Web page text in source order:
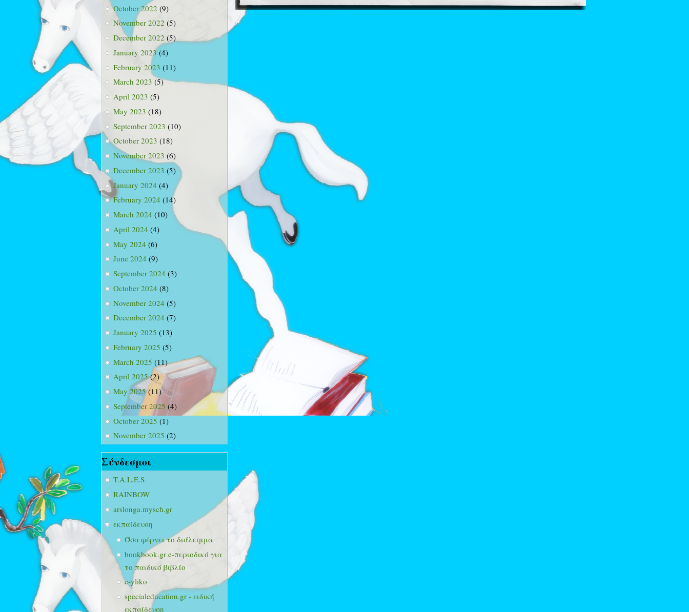
October 2022 (9)
November 2022 (5)
December 2022 (5)
January 2023(4)
February 2023 (11)
March 2023 (5)
April 2023 (5)
May 2023 (18)
September 2023 (10)
October 2023 (18)
November 2023 (6)
December 2023 (5)
January 2024 (4)
February 2024 (14)
March 2024 (10)
April 2024 (4)
May 2024 (6)
June 2024 (9)
September 2024 (3)
October 2024 (8)
November 2024 (5)
December 2024 (7)
January 2025 (13)
February 2025 (5)
March 2025 (11)
April 2025(2)
May 2025(11)
September 2025 (4)
October 2025 (1)
November 2025 (2)
Σύνδεσμοι
T.A.L.E.S
RAINBOW
arslonga.mysch.gr
εκπαίδευση
Όσα φέρνει το διάλειμμα
bookbook.gr e-περιοδικό για
το παιδικό βιβλίο
e-yliko
specialeducation.gr - ειδική
εκπαίδευση